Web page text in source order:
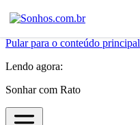
Pular para o conteúdo principal
Lendo agora:
Sonhar com Rato